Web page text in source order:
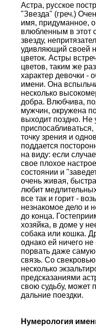
Астра, русское
"Звезда" (греч.)
имя, придуманное,
влюбленным в этот
звезду,
удивляющий своей
цветок. Астры
цветов, таким же
характер девочки -
имени. Она
несколько
добра. Влюбчива,
мужчин, окружена
выходит поздно. Не
точку зрения и
поддается
на виду: если
свое плохое
состоянии и
очень живая,
любит
все так и горит -
незнакомое дело и
до конца.
хозяйка, в доме у
собака или кошка.
однако ей ничего
порвать даже
связь. Со
несколько
предсказаниями
свою судьбу, может
дальние поездки.
Нумерология